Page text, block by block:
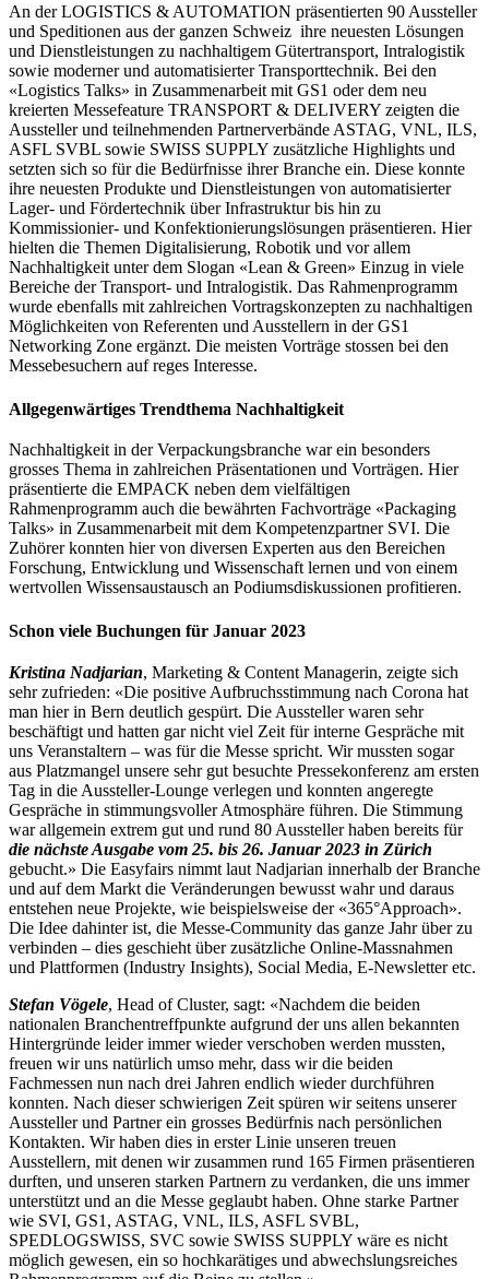
An der LOGISTICS & AUTOMATION präsentierten 90 Aussteller
und Speditionen aus der ganzen Schweiz ihre neuesten Lösungen
und Dienstleistungen zu nachhaltigem Gütertransport, Intralogistik
sowie moderner und automatisierter Transporttechnik. Bei den
«Logistics Talks» in Zusammenarbeit mit GS1 oder dem neu
kreierten Messefeature TRANSPORT & DELIVERY zeigten die
Aussteller und teilnehmenden Partnerverbände ASTAG, VNL, ILS,
ASFL SVBL sowie SWISS SUPPLY zusätzliche Highlights und
setzten sich so für die Bedürfnisse ihrer Branche ein. Diese konnte
ihre neuesten Produkte und Dienstleistungen von automatisierter
Lager- und Fördertechnik über Infrastruktur bis hin zu
Kommissionier- und Konfektionierungslösungen präsentieren. Hier
hielten die Themen Digitalisierung, Robotik und vor allem
Nachhaltigkeit unter dem Slogan «Lean & Green» Einzug in viele
Bereiche der Transport- und Intralogistik. Das Rahmenprogramm
wurde ebenfalls mit zahlreichen Vortragskonzepten zu nachhaltigen
Möglichkeiten von Referenten und Ausstellern in der GS1
Networking Zone ergänzt. Die meisten Vorträge stossen bei den
Messebesuchern auf reges Interesse.
Allgegenwärtiges Trendthema Nachhaltigkeit
Nachhaltigkeit in der Verpackungsbranche war ein besonders
grosses Thema in zahlreichen Präsentationen und Vorträgen. Hier
präsentierte die EMPACK neben dem vielfältigen
Rahmenprogramm auch die bewährten Fachvorträge «Packaging
Talks» in Zusammenarbeit mit dem Kompetenzpartner SVI. Die
Zuhörer konnten hier von diversen Experten aus den Bereichen
Forschung, Entwicklung und Wissenschaft lernen und von einem
wertvollen Wissensaustausch an Podiumsdiskussionen profitieren.
Schon viele Buchungen für Januar 2023
Kristina Nadjarian, Marketing & Content Managerin, zeigte sich
sehr zufrieden: «Die positive Aufbruchsstimmung nach Corona hat
man hier in Bern deutlich gespürt. Die Aussteller waren sehr
beschäftigt und hatten gar nicht viel Zeit für interne Gespräche mit
uns Veranstaltern – was für die Messe spricht. Wir mussten sogar
aus Platzmangel unsere sehr gut besuchte Pressekonferenz am ersten
Tag in die Aussteller-Lounge verlegen und konnten angeregte
Gespräche in stimmungsvoller Atmosphäre führen. Die Stimmung
war allgemein extrem gut und rund 80 Aussteller haben bereits für
die nächste Ausgabe vom 25. bis 26. Januar 2023 in Zürich
gebucht.» Die Easyfairs nimmt laut Nadjarian innerhalb der Branche
und auf dem Markt die Veränderungen bewusst wahr und daraus
entstehen neue Projekte, wie beispielsweise der «365°Approach».
Die Idee dahinter ist, die Messe-Community das ganze Jahr über zu
verbinden – dies geschieht über zusätzliche Online-Massnahmen
und Plattformen (Industry Insights), Social Media, E-Newsletter etc.
Stefan Vögele, Head of Cluster, sagt: «Nachdem die beiden
nationalen Branchentreffpunkte aufgrund der uns allen bekannten
Hintergründe leider immer wieder verschoben werden mussten,
freuen wir uns natürlich umso mehr, dass wir die beiden
Fachmessen nun nach drei Jahren endlich wieder durchführen
konnten. Nach dieser schwierigen Zeit spüren wir seitens unserer
Aussteller und Partner ein grosses Bedürfnis nach persönlichen
Kontakten. Wir haben dies in erster Linie unseren treuen
Ausstellern, mit denen wir zusammen rund 165 Firmen präsentieren
durften, und unseren starken Partnern zu verdanken, die uns immer
unterstützt und an die Messe geglaubt haben. Ohne starke Partner
wie SVI, GS1, ASTAG, VNL, ILS, ASFL SVBL,
SPEDLOGSWISS, SVC sowie SWISS SUPPLY wäre es nicht
möglich gewesen, ein so hochkarätiges und abwechslungsreiches